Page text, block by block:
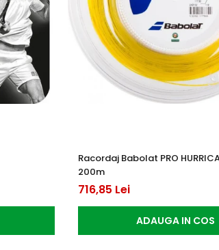
Racordaj Babolat PRO
200m
716,85 Lei
ADAUGA IN COS